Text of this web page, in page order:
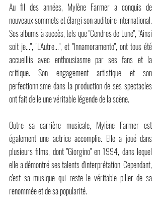
Au fil des années, Mylène Farmer a conquis de
nouveaux sommets et élargi son auditoire international.
Ses albums à succès, tels que "Cendres de Lune", "Ainsi
soit je...", "L'Autre...", et "Innamoramento", ont tous été
accueillis avec enthousiasme par ses fans et la
critique. Son engagement artistique et son
perfectionnisme dans la production de ses spectacles
ont fait d'elle une véritable légende de la scène.
Outre sa carrière musicale, Mylène Farmer est
également une actrice accomplie. Elle a joué dans
plusieurs films, dont "Giorgino" en 1994, dans lequel
elle a démontré ses talents d'interprétation. Cependant,
c'est sa musique qui reste le véritable pilier de sa
renommée et de sa popularité.